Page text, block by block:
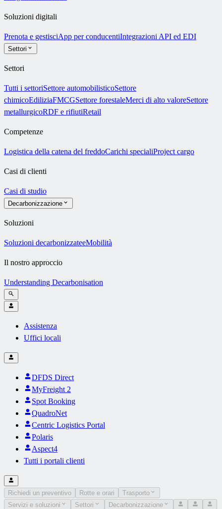
Soluzioni digitali
Prenota e gestisciApp per conducentiIntegrazioni API ed EDI
Settori
Settori
Tutti i settoriSettore automobilisticoSettore
chimicoEdiliziaFMCGSettore forestaleMerci di alto valoreSettore
metallurgicoRDF e rifiutiRetail
Competenze
Logistica della catena del freddoCarichi specialiProject cargo
Casi di clienti
Casi di studio
Decarbonizzazione
Soluzioni
Soluzioni decarbonizzateeMobilità
Il nostro approccio
Understanding Decarbonisation
Assistenza
Uffici locali
DFDS Direct
MyFreight 2
Spot Booking
QuadroNet
Centric Logistics Portal
Polaris
Aspect4
Tutti i portali clienti
Richiedi un preventivo Rotte e orari
Trasporto
Servizi e soluzioni
Settori Decarbonizzazione